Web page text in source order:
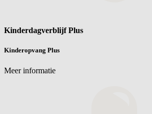
Kinderdagverblijf Plus
Kinderopvang Plus
Meer informatie